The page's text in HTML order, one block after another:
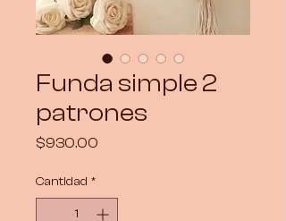
Funda simple 2
patrones
$930.00
Cantidad *